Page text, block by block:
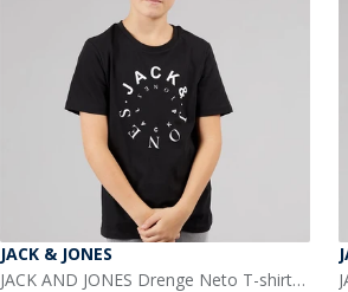
JACK & JONES
JACK AND JONES Drenge Neto T-shirts Sort